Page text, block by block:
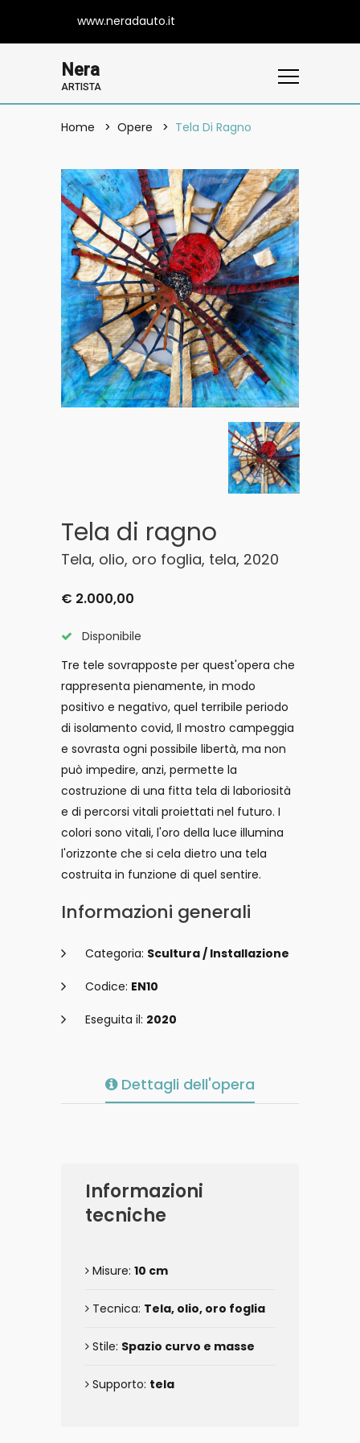
www.neradauto.it
Nera
ARTISTA
Home Opere Tela Di Ragno
Tela di ragno
Tela, olio, oro foglia, tela, 2020
€ 2.000,00
Disponibile
Tre tele sovrapposte per quest'opera che
rappresenta pienamente, in modo
positivo e negativo, quel terribile periodo
di isolamento covid, Il mostro campeggia
e sovrasta ogni possibile libertà, ma non
può impedire, anzi, permette la
costruzione di una fitta tela di laboriosità
e di percorsi vitali proiettati nel futuro. I
colori sono vitali, l'oro della luce illumina
l'orizzonte che si cela dietro una tela
costruita in funzione di quel sentire.
Informazioni generali
Categoria: Scultura / Installazione
Codice: EN10
Eseguita il: 2020
Dettagli dell'opera
Informazioni
tecniche
Misure: 10 cm
Tecnica: Tela, olio, oro foglia
Stile: Spazio curvo e masse
Supporto: tela